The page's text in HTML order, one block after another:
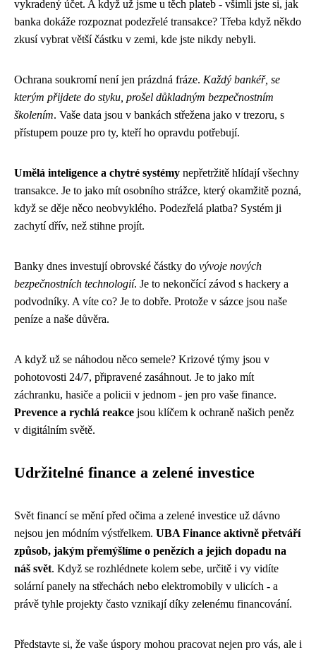
vykradený účet. A když už jsme u těch plateb - všimli jste si, jak
banka dokáže rozpoznat podezřelé transakce? Třeba když někdo
zkusí vybrat větší částku v zemi, kde jste nikdy nebyli.
Ochrana soukromí není jen prázdná fráze. Každý bankéř, se
kterým přijdete do styku, prošel důkladným bezpečnostním
školením. Vaše data jsou v bankách střežena jako v trezoru, s
přístupem pouze pro ty, kteří ho opravdu potřebují.
Umělá inteligence a chytré systémy nepřetržitě hlídají všechny
transakce. Je to jako mít osobního strážce, který okamžitě pozná,
když se děje něco neobvyklého. Podezřelá platba? Systém ji
zachytí dřív, než stihne projít.
Banky dnes investují obrovské částky do vývoje nových
bezpečnostních technologií. Je to nekončící závod s hackery a
podvodníky. A víte co? Je to dobře. Protože v sázce jsou naše
peníze a naše důvěra.
A když už se náhodou něco semele? Krizové týmy jsou v
pohotovosti 24/7, připravené zasáhnout. Je to jako mít
záchranku, hasiče a policii v jednom - jen pro vaše finance.
Prevence a rychlá reakce jsou klíčem k ochraně našich peněz
v digitálním světě.
Udržitelné finance a zelené investice
Svět financí se mění před očima a zelené investice už dávno
nejsou jen módním výstřelkem. UBA Finance aktivně přetváří
způsob, jakým přemýšlíme o penězích a jejich dopadu na
náš svět. Když se rozhlédnete kolem sebe, určitě i vy vidíte
solární panely na střechách nebo elektromobily v ulicích - a
právě tyhle projekty často vznikají díky zelenému financování.
Představte si, že vaše úspory mohou pracovat nejen pro vás, ale i